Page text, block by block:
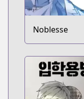
Noblesse